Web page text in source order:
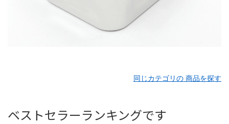
同じカテゴリの 商品を探す
ベストセラーランキングです